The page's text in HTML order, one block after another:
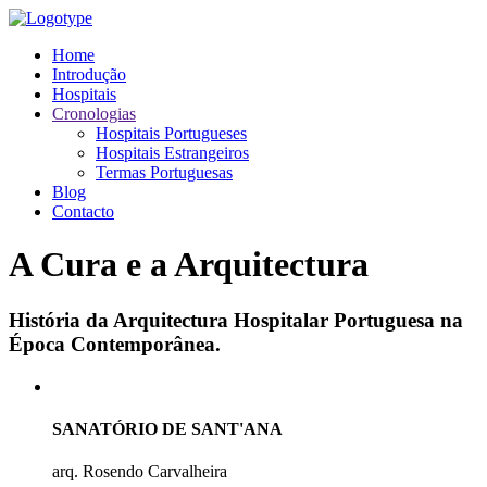
Home
Introdução
Hospitais
Cronologias
Hospitais Portugueses
Hospitais Estrangeiros
Termas Portuguesas
Blog
Contacto
A Cura e a Arquitectura
História da Arquitectura Hospitalar Portuguesa na
Época Contemporânea.
SANATÓRIO DE SANT'ANA
arq. Rosendo Carvalheira